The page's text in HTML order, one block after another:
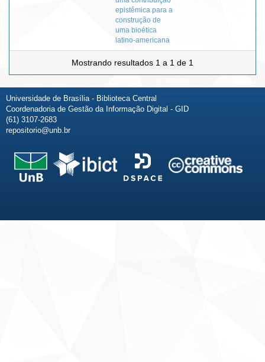
epistêmica para a
construção de
uma bioética
latino-americana
Mostrando resultados 1 a 1 de 1
Universidade de Brasília - Biblioteca Central
Coordenadoria de Gestão da Informação Digital - GID
(61) 3107-2683
repositorio@unb.br